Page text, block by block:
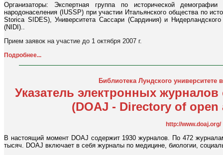
Организаторы: Экспертная группа по исторической
народонаселения (IUSSP) при участии Итальянского общества по
Storica SIDES), Университета Сассари (Сардиния) и
(NIDI)..
Прием заявок на участие до 1 октября 2007 г.
Подробнее...
Библиотека Лундского университете
Указатель электронных
(DOAJ - Directory of
http://www.doaj.org/
В настоящий момент DOAJ содержит 1930 журналов. По 472
тысяч. DOAJ включает в себя журналы по медицине, биологии,